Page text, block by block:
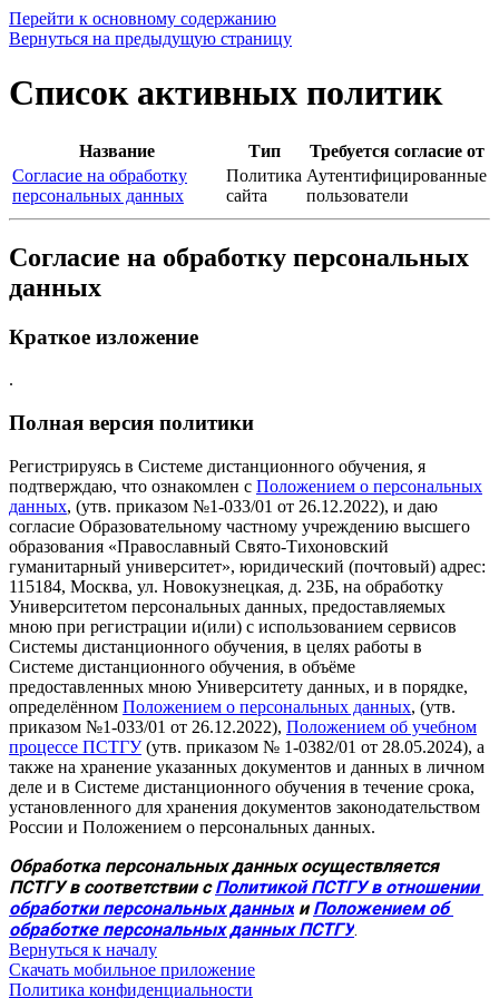
Перейти к основному содержанию
Вернуться на предыдущую страницу
Список активных политик
Название Тип
Требуется согласие от
Согласие на обработку
персональных данных
Политика
сайта
Аутентифицированные
пользователи
Согласие на обработку персональных
данных
Краткое изложение
.
Полная версия политики
Регистрируясь в Системе дистанционного обучения, я
подтверждаю, что ознакомлен с Положением о персональных
данных, (утв. приказом №1-033/01 от 26.12.2022), и даю
согласие Образовательному частному учреждению высшего
образования «Православный Свято-Тихоновский
гуманитарный университет», юридический (почтовый) адрес:
115184, Москва, ул. Новокузнецкая, д. 23Б, на обработку
Университетом персональных данных, предоставляемых
мною при регистрации и(или) с использованием сервисов
Системы дистанционного обучения, в целях работы в
Системе дистанционного обучения, в объёме
предоставленных мною Университету данных, и в порядке,
определённом Положением о персональных данных, (утв.
приказом №1-033/01 от 26.12.2022), Положением об учебном
процессе ПСТГУ(утв. приказом № 1-0382/01 от 28.05.2024), а
также на хранение указанных документов и данных в личном
деле и в Системе дистанционного обучения в течение срока,
установленного для хранения документов законодательством
России и Положением о персональных данных.
Обработка персональных данных осуществляется
ПСТГУ в соответствии с Политикой ПСТГУ в отношении
обработки персональных данных и Положением об
обработке персональных данных ПСТГУ.
Вернуться к началу
Скачать мобильное приложение
Политика конфиденциальности